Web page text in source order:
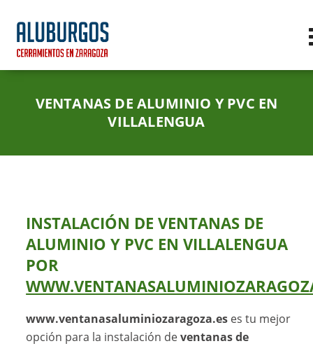
VENTANAS DE ALUMINIO Y PVC EN
VILLALENGUA
INSTALACIÓN DE VENTANAS DE
ALUMINIO Y PVC EN VILLALENGUA
POR
www.ventanasaluminiozaragoza.es es tu mejor
opción para la instalación deventanas de